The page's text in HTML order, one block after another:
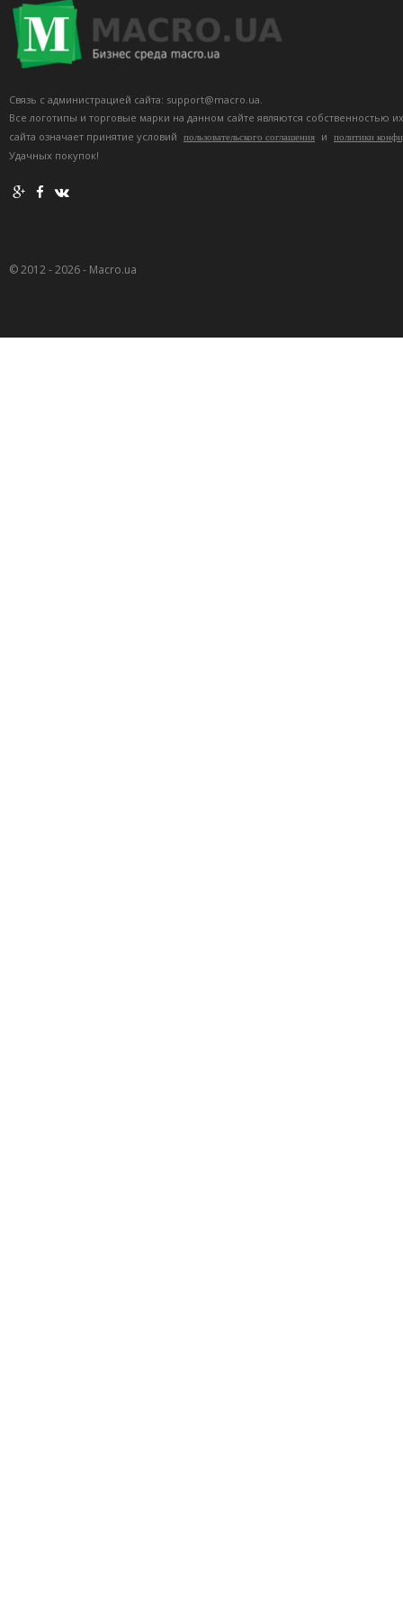
Связь с администрацией сайта: support@macro.ua.
Все логотипы и торговые марки на данном сайте являются собственностью
сайта означает принятие условий
пользовательского соглашения и политики
Удачных покупок!
© 2012 - 2026 - Macro.ua